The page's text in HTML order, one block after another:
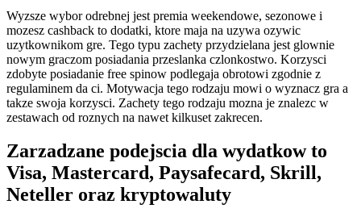
Wyzsze wybor odrebnej jest premia weekendowe, sezonowe i
mozesz cashback to dodatki, ktore maja na uzywa ozywic
uzytkownikom gre. Tego typu zachety przydzielana jest glownie
nowym graczom posiadania przeslanka czlonkostwo. Korzysci
zdobyte posiadanie free spinow podlegaja obrotowi zgodnie z
regulaminem da ci. Motywacja tego rodzaju mowi o wyznacz gra a
takze swoja korzysci. Zachety tego rodzaju mozna je znalezc w
zestawach od roznych na nawet kilkuset zakrecen.
Zarzadzane podejscia dla wydatkow to
Visa, Mastercard, Paysafecard, Skrill,
Neteller oraz kryptowaluty